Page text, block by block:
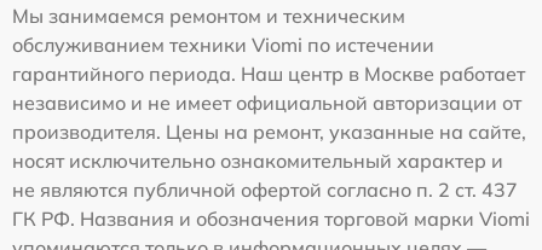
Мы занимаемся ремонтом и техническим
обслуживанием техники Viomi по истечении
гарантийного периода. Наш центр в Москве работает
независимо и не имеет официальной авторизации от
производителя. Цены на ремонт, указанные на сайте,
носят исключительно ознакомительный характер и
не являются публичной офертой согласно п. 2 ст. 437
ГК РФ. Названия и обозначения торговой марки Viomi